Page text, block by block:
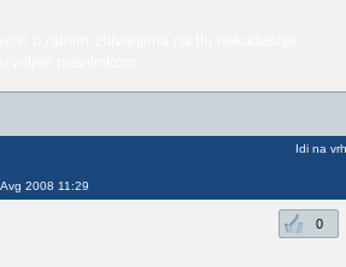
2008 11:29
Idi na vrh
0